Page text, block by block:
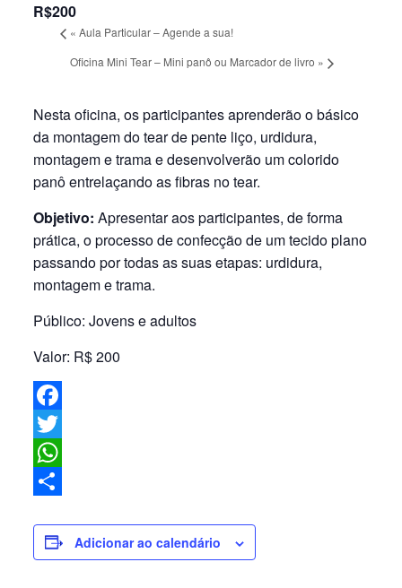
R$200
« Aula Particular – Agende a sua!
Oficina Mini Tear – Mini panô ou Marcador de livro »
Nesta oficina, os participantes aprenderão o básico
da montagem do tear de pente liço, urdidura,
montagem e trama e desenvolverão um colorido
panô entrelaçando as fibras no tear.
Objetivo: Apresentar aos participantes, de forma
prática, o processo de confecção de um tecido plano
passando por todas as suas etapas: urdidura,
montagem e trama.
Público: Jovens e adultos
Valor: R$ 200
Facebook
Twitter
WhatsApp
Adicionar ao calendário